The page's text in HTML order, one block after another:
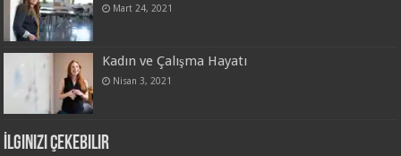
Mart 24, 2021
Kadın ve Çalışma Hayatı
Nisan 3, 2021
İlginizi Çekebilir